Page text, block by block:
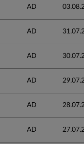
AD
AD
AD
AD
AD
AD